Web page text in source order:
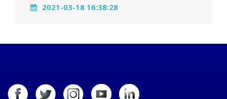
2021-03-18 16:38:28